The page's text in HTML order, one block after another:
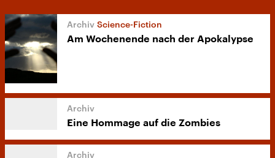
Science-Fiction
Am Wochenende nach der Apokalypse
Eine Hommage auf die Zombies